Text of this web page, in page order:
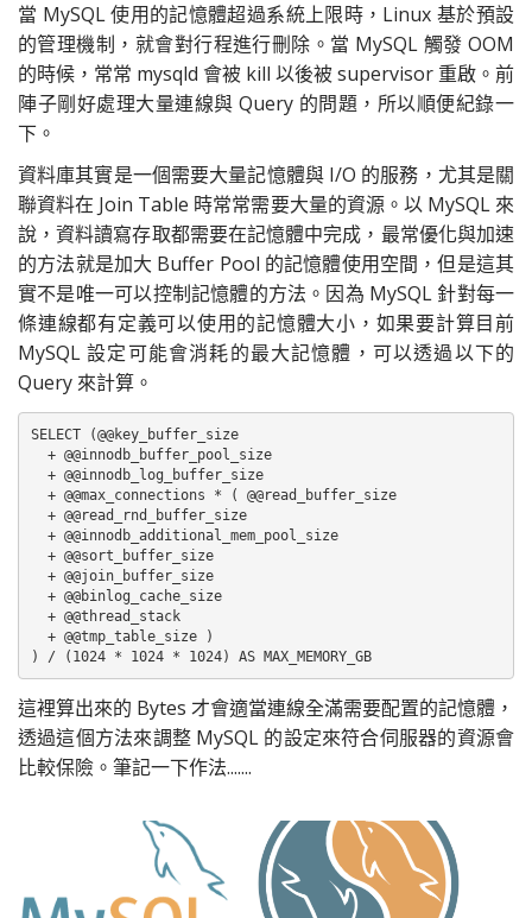
當 MySQL 使用的記憶體超過系統上限時，Linux 基於預設
的管理機制，就會對行程進行刪除。當 MySQL 觸發 OOM
的時候，常常 mysqld 會被 kill 以後被 supervisor 重啟。前
陣子剛好處理大量連線與 Query 的問題，所以順便紀錄一
下。
資料庫其實是一個需要大量記憶體與 I/O 的服務，尤其是關
聯資料在 Join Table 時常常需要大量的資源。以 MySQL 來
說，資料讀寫存取都需要在記憶體中完成，最常優化與加速
的方法就是加大 Buffer Pool 的記憶體使用空間，但是這其
實不是唯一可以控制記憶體的方法。因為 MySQL 針對每一
條連線都有定義可以使用的記憶體大小，如果要計算目前
MySQL 設定可能會消耗的最大記憶體，可以透過以下的
Query 來計算。
SELECT (@@key_buffer_size
  + @@innodb_buffer_pool_size
  + @@innodb_log_buffer_size
  + @@max_connections * ( @@read_buffer_size
  + @@read_rnd_buffer_size
  + @@innodb_additional_mem_pool_size
  + @@sort_buffer_size
  + @@join_buffer_size
  + @@binlog_cache_size
  + @@thread_stack
  + @@tmp_table_size )
) / (1024 * 1024 * 1024) AS MAX_MEMORY_GB
這裡算出來的 Bytes 才會適當連線全滿需要配置的記憶體，
透過這個方法來調整 MySQL 的設定來符合伺服器的資源會
比較保險。筆記一下作法.......